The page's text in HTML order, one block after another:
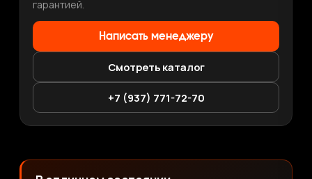
гарантией.
Написать менеджеру
Смотреть каталог
+7 (937) 771-72-70